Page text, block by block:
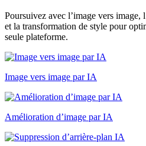
Poursuivez avec l’image vers
et la transformation de style pour
seule plateforme.
Image vers image par IA
Amélioration d’image par IA